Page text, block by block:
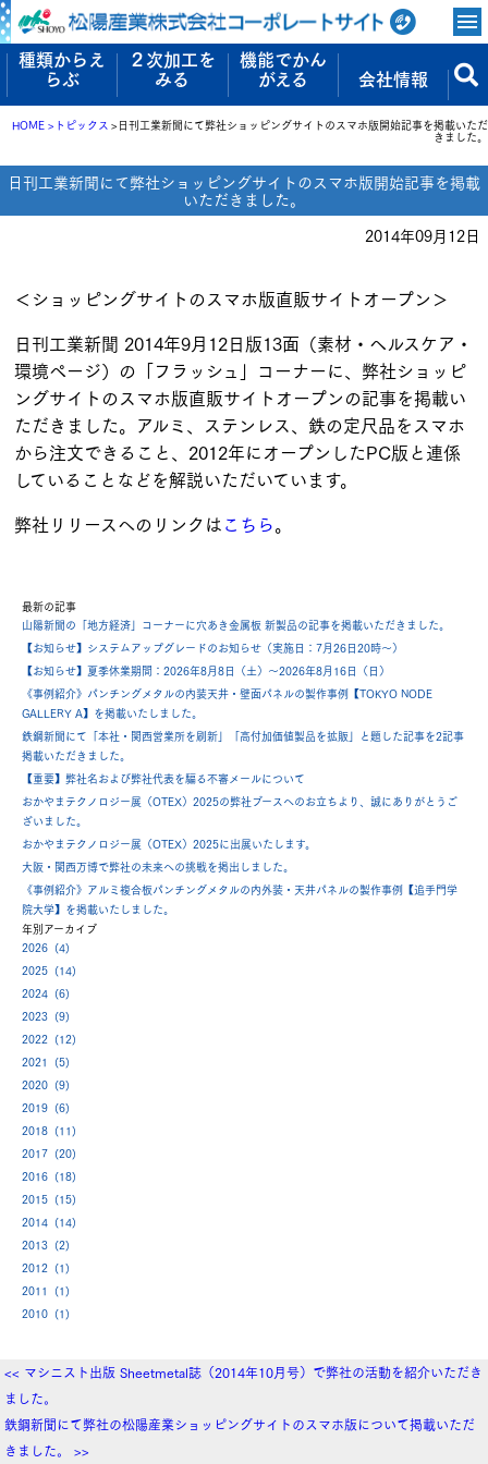
種類からえ
らぶ
２次加工を
みる
機能でかん
がえる 会社情報
HOME トピックス 日刊工業新聞にて弊社ショッピングサイトのスマホ版開始記事を掲載いただ
きました。
最新の記事
山陽新聞の「地方経済」コーナーに穴あき金属板 新製品の記事を掲載いただきました。
【お知らせ】システムアップグレードのお知らせ（実施日：7月26日20時～）
【お知らせ】夏季休業期間：2026年8月8日（土）～2026年8月16日（日）
《事例紹介》パンチングメタルの内装天井・壁面パネルの製作事例【TOKYO NODE
GALLERY A】を掲載いたしました。
鉄鋼新聞にて「本社・関西営業所を刷新」「高付加価値製品を拡販」と題した記事を2記事
掲載いただきました。
【重要】弊社名および弊社代表を騙る不審メールについて
おかやまテクノロジー展（OTEX）2025の弊社ブースへのお立ちより、誠にありがとうご
ざいました。
おかやまテクノロジー展（OTEX）2025に出展いたします。
大阪・関西万博で弊社の未来への挑戦を掲出しました。
《事例紹介》アルミ複合板パンチングメタルの内外装・天井パネルの製作事例【追手門学
院大学】を掲載いたしました。
年別アーカイブ
2026 (4)
2025 (14)
2024 (6)
2023 (9)
2022 (12)
2021 (5)
2020 (9)
2019 (6)
2018 (11)
2017 (20)
2016 (18)
2015 (15)
2014 (14)
2013 (2)
2012 (1)
2011 (1)
2010 (1)
日刊工業新聞にて弊社ショッピングサイトのスマホ版開始記事を掲載
いただきました。
2014年09月12日
＜ショッピングサイトのスマホ版直販サイトオープン＞
日刊工業新聞 2014年9月12日版13面（素材・ヘルスケア・
環境ページ）の「フラッシュ」コーナーに、弊社ショッピ
ングサイトのスマホ版直販サイトオープンの記事を掲載い
ただきました。アルミ、ステンレス、鉄の定尺品をスマホ
から注文できること、2012年にオープンしたPC版と連係
していることなどを解説いただいています。
弊社リリースへのリンクはこちら。
<< マシニスト出版 Sheetmetal誌（2014年10月号）で弊社の活動を紹介いただき
ました。
鉄鋼新聞にて弊社の松陽産業ショッピングサイトのスマホ版について掲載いただ
きました。 >>